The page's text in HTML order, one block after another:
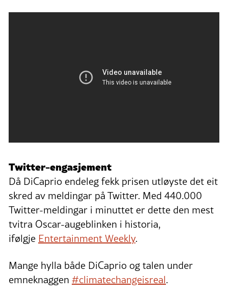
Twitter-engasjement
Då DiCaprio endeleg fekk prisen utløyste det eit
skred av meldingar på Twitter. Med 440.000
Twitter-meldingar i minuttet er dette den mest
tvitra Oscar-augeblinken i historia,
ifølgje Entertainment Weekly.
Mange hylla både DiCaprio og talen under
emneknaggen #climatechangeisreal.